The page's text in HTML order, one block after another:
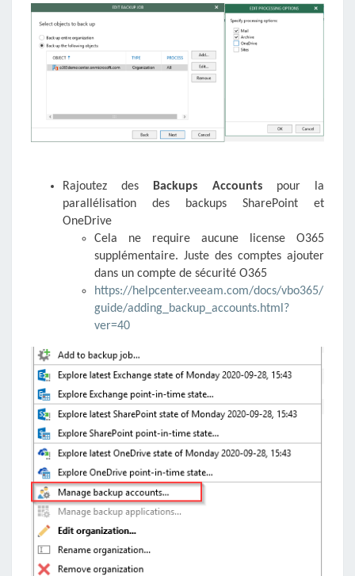
Rajoutez des Backups Accountspour la
parallélisation des backups SharePoint et
OneDrive
Cela ne require aucune license O365
supplémentaire. Juste des comptes ajouter
dans un compte de sécurité O365
https://helpcenter.veeam.com/docs/vbo365/
guide/adding_backup_accounts.html?
ver=40